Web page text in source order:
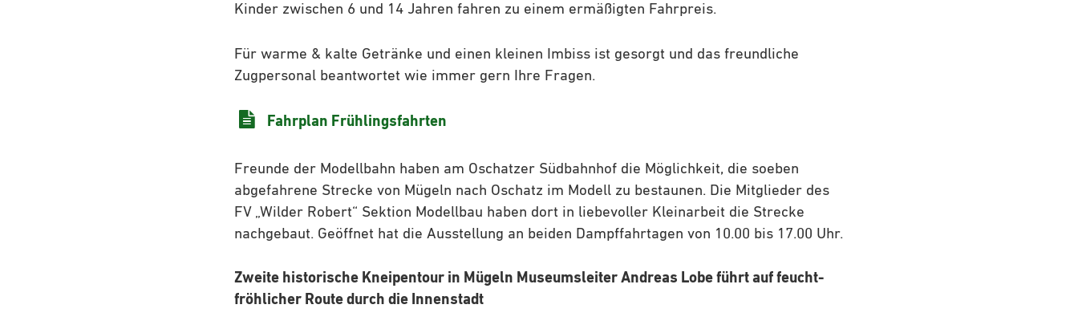
Kinder zwischen 6 und 14 Jahren fahren zu einem ermäßigten Fahrpreis.
Für warme & kalte Getränke und einen kleinen Imbiss ist gesorgt und das freundliche
Zugpersonal beantwortet wie immer gern Ihre Fragen.
Fahrplan Frühlingsfahrten
Freunde der Modellbahn haben am Oschatzer Südbahnhof die Möglichkeit, die soeben
abgefahrene Strecke von Mügeln nach Oschatz im Modell zu bestaunen. Die Mitglieder des
FV „Wilder Robert“ Sektion Modellbau haben dort in liebevoller Kleinarbeit die Strecke
nachgebaut. Geöffnet hat die Ausstellung an beiden Dampffahrtagen von 10.00 bis 17.00 Uhr.
Zweite historische Kneipentour in Mügeln Museumsleiter Andreas Lobe führt auf feucht-
fröhlicher Route durch die Innenstadt